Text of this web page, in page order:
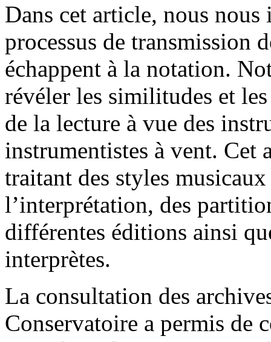
Dans cet article, nous
processus de transmission
échappent à la notation.
révéler les similitudes et
de la lecture à vue des
instrumentistes à vent. Cet
traitant des styles
l’interprétation, des
différentes éditions ainsi
interprètes.
La consultation des
Conservatoire a permis de